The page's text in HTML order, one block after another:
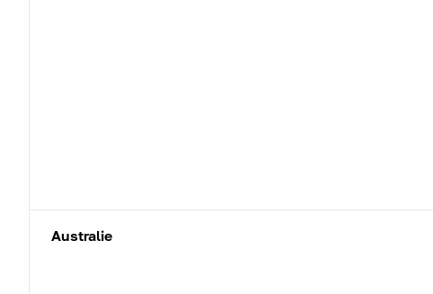
Australie